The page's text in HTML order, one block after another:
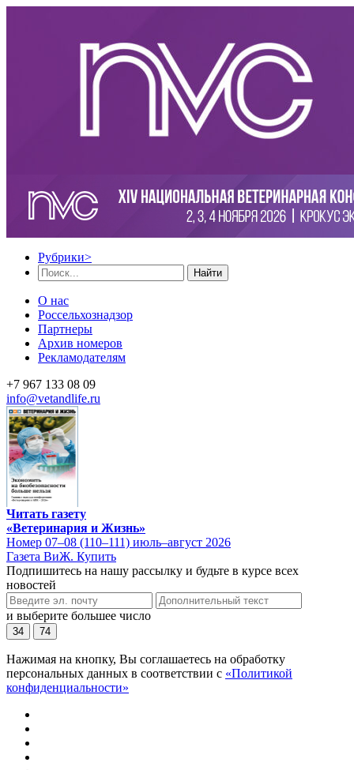
Рубрики>
Найти
О нас
Россельхознадзор
Партнеры
Архив номеров
Рекламодателям
+7 967 133 08 09
info@vetandlife.ru
Читать газету
«Ветеринария и Жизнь»
Номер 07–08 (110–111) июль–август 2026
Газета ВиЖ. Купить
Подпишитесь на нашу рассылку и будьте в курсе всех
новостей
и выберите большее число
34 74
Нажимая на кнопку, Вы соглашаетесь на обработку
персональных данных в соответствии с «Политикой
конфиденциальности»